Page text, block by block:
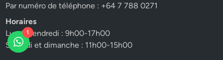
Par numéro de téléphone : +64 7 788 0271
Horaires
Lundi-vendredi : 9h00-17h00
Samedi et dimanche : 11h00-15h00
1